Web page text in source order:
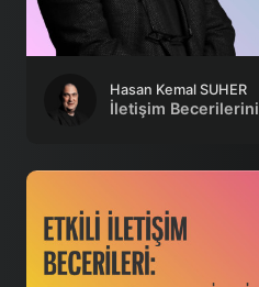
Hasan Kemal SUHER